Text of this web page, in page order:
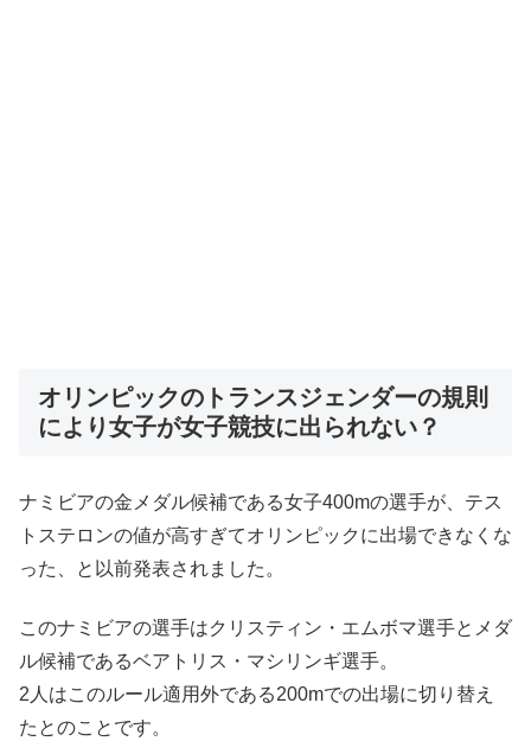
オリンピックのトランスジェンダーの規則
により女子が女子競技に出られない？
ナミビアの金メダル候補である女子400mの選手が、テス
トステロンの値が高すぎてオリンピックに出場できなくな
った、と以前発表されました。
このナミビアの選手はクリスティン・エムボマ選手とメダ
ル候補であるベアトリス・マシリンギ選手。
2人はこのルール適用外である200mでの出場に切り替え
たとのことです。